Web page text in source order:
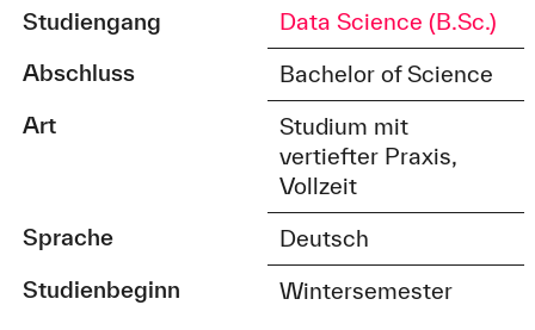
Studiengang
Data Science (B.Sc.)
Abschluss
Bachelor of Science
Art
Studium mit
vertiefter Praxis,
Vollzeit
Sprache
Deutsch
Studienbeginn
Wintersemester